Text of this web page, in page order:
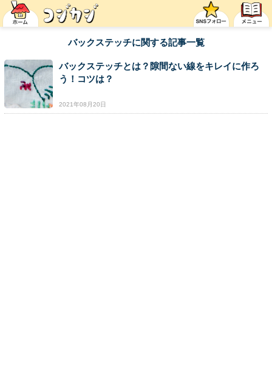
バックステッチに関する記事一覧
バックステッチとは？隙間ない線をキレイに作ろ
う！コツは？
2021年08月20日